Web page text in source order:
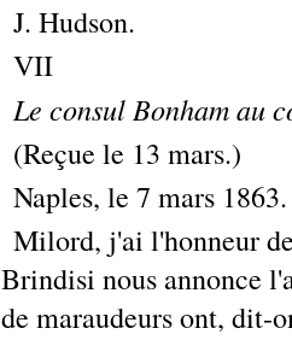
J. Hudson.
VII
Le consul Bonham au
(Reçue le 13 mars.)
Naples, le 7 mars 1863.
Milord, j'ai l'honneur
Brindisi nous annonce
de maraudeurs ont, dit-